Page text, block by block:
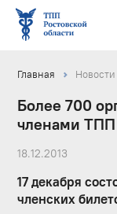
Главная Новости
Более 700
членами ТПП
18.12.2013
17 декабря
членских